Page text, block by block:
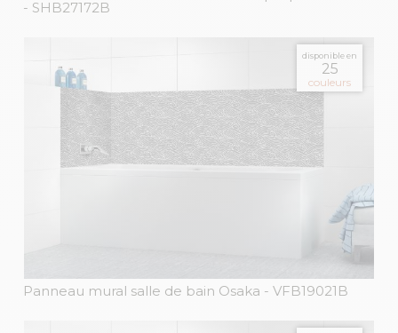
- SHB27172B
disponible en
25
couleurs
Panneau mural salle de bain Osaka - VFB19021B